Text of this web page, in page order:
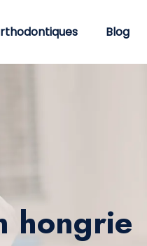
Blog
hongrie